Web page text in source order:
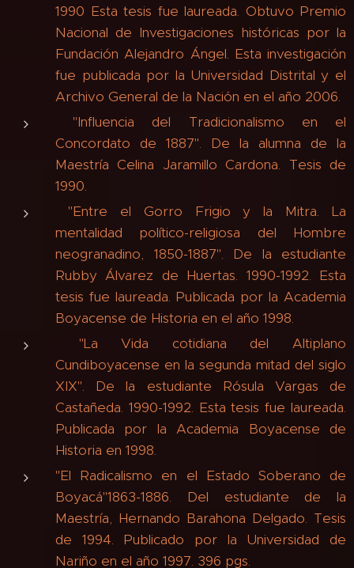
1990 Esta tesis fue laureada. Obtuvo Premio
Nacional de Investigaciones históricas por la
Fundación Alejandro Ángel. Esta investigación
fue publicada por la Universidad Distrital y el
Archivo General de la Nación en el año 2006.
"Influencia del Tradicionalismo en el
Concordato de 1887". De la alumna de la
Maestría Celina Jaramillo Cardona. Tesis de
1990.
"Entre el Gorro Frigio y la Mitra. La
mentalidad político-religiosa del Hombre
neogranadino, 1850-1887". De la estudiante
Rubby Álvarez de Huertas. 1990-1992. Esta
tesis fue laureada. Publicada por la Academia
Boyacense de Historia en el año 1998.
"La Vida cotidiana del Altiplano
Cundiboyacense en la segunda mitad del siglo
XIX". De la estudiante Rósula Vargas de
Castañeda. 1990-1992. Esta tesis fue laureada.
Publicada por la Academia Boyacense de
Historia en 1998.
"El Radicalismo en el Estado Soberano de
Boyacá"1863-1886. Del estudiante de la
Maestría, Hernando Barahona Delgado. Tesis
de 1994. Publicado por la Universidad de
Nariño en el año 1997. 396 pgs.